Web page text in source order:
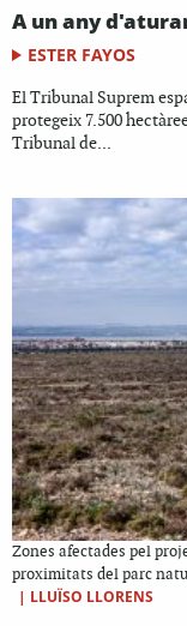
A un any
ESTER FAYOS
El Tribunal Suprem
protegeix 7.500
Tribunal de...
Zones afectades pel
proximitats del parc
| LLUÏSO LLORENS